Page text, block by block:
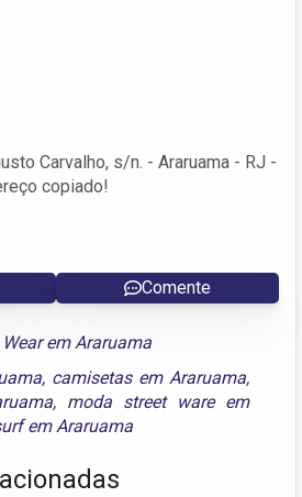
Carvalho, s/n. - Araruama - RJ -
copiado!
Comente
em Araruama
, camisetas em Araruama,
, moda street ware em
em Araruama